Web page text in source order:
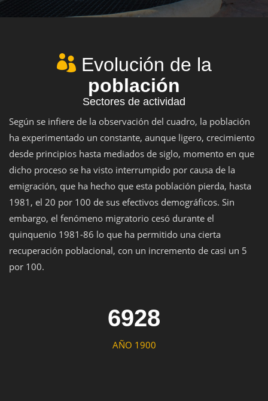
Evolución de la
población
Sectores de actividad
Según se infiere de la observación del cuadro, la población
ha experimentado un constante, aunque ligero, crecimiento
desde principios hasta mediados de siglo, momento en que
dicho proceso se ha visto interrumpido por causa de la
emigración, que ha hecho que esta población pierda, hasta
1981, el 20 por 100 de sus efectivos demográficos. Sin
embargo, el fenómeno migratorio cesó durante el
quinquenio 1981-86 lo que ha permitido una cierta
recuperación poblacional, con un incremento de casi un 5
por 100.
6928
AÑO 1900